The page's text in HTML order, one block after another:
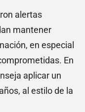
alertas
mantener
en especial
En
aplicar un
al estilo de la